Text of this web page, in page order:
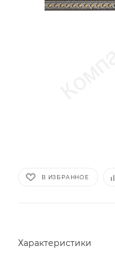
В ИЗБРАННОЕ
Характеристики